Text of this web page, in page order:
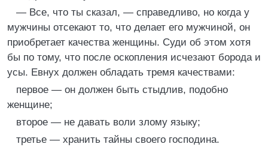
— Все, что ты сказал, — справедливо, но когда у
мужчины отсекают то, что делает его мужчиной, он
приобретает качества женщины. Суди об этом хотя
бы по тому, что после оскопления исчезают борода и
усы. Евнух должен обладать тремя качествами:
первое — он должен быть стыдлив, подобно
женщине;
второе — не давать воли злому языку;
третье — хранить тайны своего господина.